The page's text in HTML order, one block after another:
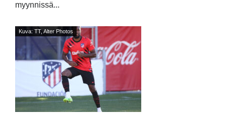
myynnissä...
Kuva: TT, Alter Photos